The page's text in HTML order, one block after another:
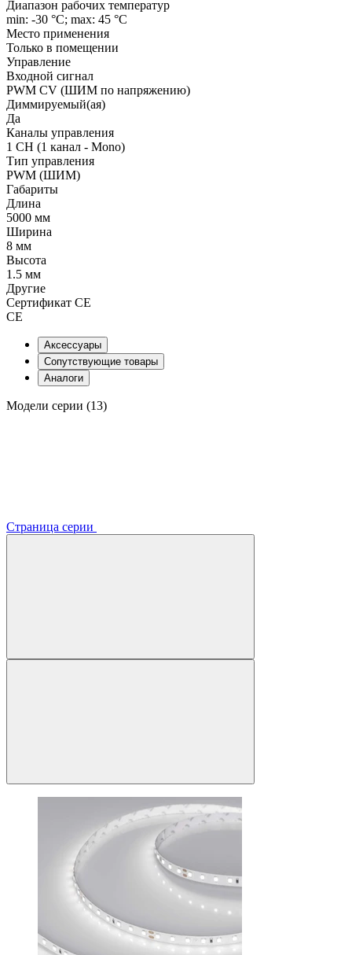
Диапазон рабочих температур
min: -30 °C; max: 45 °C
Место применения
Только в помещении
Управление
Входной сигнал
PWM СV (ШИМ по напряжению)
Диммируемый(ая)
Да
Каналы управления
1 CH (1 канал - Mono)
Тип управления
PWM (ШИМ)
Габариты
Длина
5000 мм
Ширина
8 мм
Высота
1.5 мм
Другие
Сертификат CE
CE
Аксессуары
Сопутствующие товары
Аналоги
Модели серии (13)
Страница серии